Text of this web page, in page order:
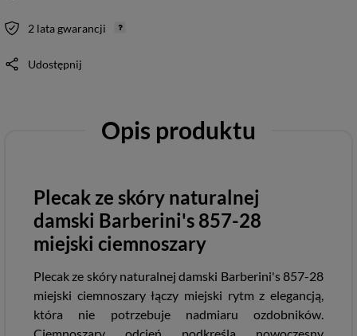
2 lata gwarancji
Udostępnij
Opis produktu
Plecak ze skóry naturalnej
damski Barberini's 857-28
miejski ciemnoszary
Plecak ze skóry naturalnej damski Barberini's 857-28
miejski ciemnoszary łączy miejski rytm z elegancją,
która nie potrzebuje nadmiaru ozdobników.